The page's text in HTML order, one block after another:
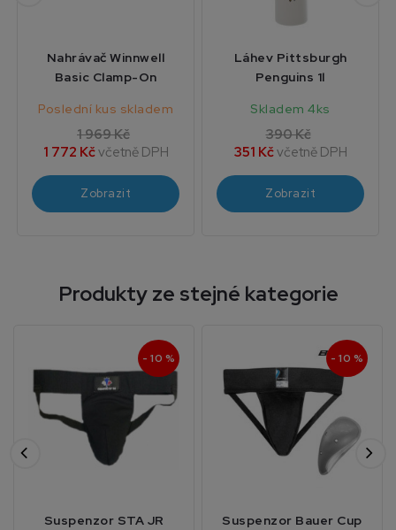
Nahrávač Winnwell
Basic Clamp-On
Poslední kus skladem
1 969 Kč
1 772 Kčvčetně DPH
Zobrazit
Láhev Pittsburgh
Penguins 1l
Skladem 4ks
390 Kč
351 Kčvčetně DPH
Zobrazit
Produkty ze stejné kategorie
- 10 %
Suspenzor STA JR
- 10 %
Suspenzor Bauer Cup